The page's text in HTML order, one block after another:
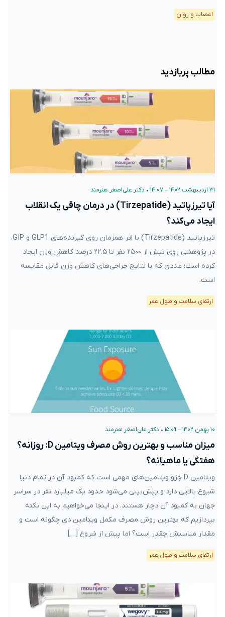
اعصاب و روان
مطالب پربازدید
۳۱ اردیبهشت ۱۴۰۲ – ۱۴:۰۷ • دکتر علی‌اصغر هنرمند
آیا تیرزپاتید (Tirzepatide) در درمان چاقی یک انقلاب
ایجاد می‌کند؟
تیرزپاتید (Tirzepatide) با اثر همزمان روی گیرنده‌های GLP1 و GIP،
در پژوهشی روی بیش از ۲۵۰۰ نفر تا ۲۲.۵ درصد کاهش وزن ایجاد
کرده است؛ عددی که با نتایج جراحی‌های کاهش وزن قابل مقایسه
است.
ارتقای سلامت و طول عمر
۱۰ بهمن ۱۴۰۲ – ۱۵:۰۹ • دکتر علی‌اصغر هنرمند
میزان مناسب و بهترین روش مصرف ویتامین D: روزانه؟
هفتگی یا ماهیانه؟
ویتامین D جزو ویتامین‌های مهمی است که کمبود آن در تمام دنیا
شیوع بالایی دارد و پیش‌بینی می‌شود حدود یک میلیارد نفر در سراسر
جهان به کمبود آن دچار هستند. در اینجا می‌خواهیم به این نکته
بپردازیم که بهترین روش مصرف مکمل ویتامین دی چگونه است و
مقدار مناسبش چقدر است؟ اما پیش از شروع […]
ارتقای سلامت و طول عمر